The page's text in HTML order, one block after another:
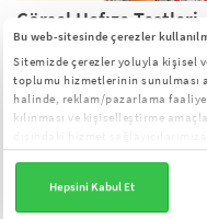
Bu web-sitesinde çerezler
Sitemizde çerezler yoluyla kişisel
toplumu hizmetlerinin sunulması
halinde, reklam/pazarlama
kılınması ve kişiselleştirme
yönetebilirsiniz:Çerez
Hepsini Kabul Et
Görsel Hafıza Testleri